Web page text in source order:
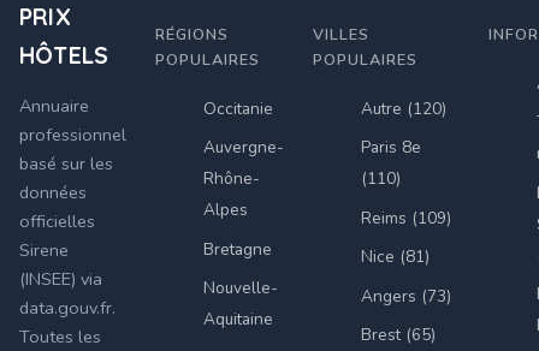
PRIX
HÔTELS
Annuaire
professionnel
basé sur les
données
officielles
Sirene
(INSEE) via
data.gouv.fr.
Toutes les
RÉGIONS
POPULAIRES
Occitanie
Auvergne-
Rhône-
Alpes
Bretagne
Nouvelle-
Aquitaine
VILLES
POPULAIRES
Autre (120)
Paris 8e
(110)
Reims (109)
Nice (81)
Angers (73)
Brest (65)